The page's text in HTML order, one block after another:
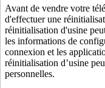
Avant de vendre votre
d'effectuer une
réinitialisation d'usine
les informations de
connexion et les
réinitialisation d’usine
personnelles.